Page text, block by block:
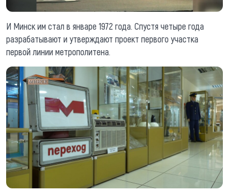
И Минск им стал в январе 1972 года. Спустя четыре года
разрабатывают и утверждают проект первого участка
первой линии метрополитена.